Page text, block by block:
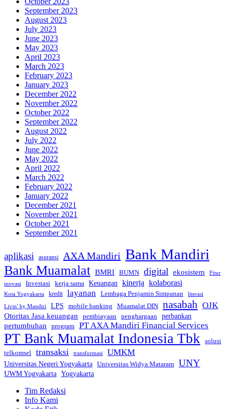
September 2023
August 2023
July 2023
June 2023
May 2023
April 2023
March 2023
February 2023
January 2023
December 2022
November 2022
October 2022
September 2022
August 2022
July 2022
June 2022
May 2022
April 2022
March 2022
February 2022
January 2022
December 2021
November 2021
October 2021
September 2021
aplikasi asuransi AXA Mandiri Bank Mandiri
Bank Muamalat BMRI BUMN digital ekosistem Fitur
inovasi Investasi kerja sama Keuangan kinerja kolaborasi
Kota Yogyakarta kredit layanan Lembaga Penjamin Simpanan
literasi
Livin' by Mandiri
LPS mobile banking Muamalat DIN nasabah OJK
Otoritas Jasa keuangan pembiayaan penghargaan perbankan
pertumbuhan program PT AXA Mandiri Financial Services
PT Bank Muamalat Indonesia Tbk solusi
telkomsel transaksi transformasi UMKM
Universitas Negeri Yogyakarta Universitas Widya Mataram UNY
UWM Yogyakarta Yogyakarta
Tim Redaksi
Info Kami